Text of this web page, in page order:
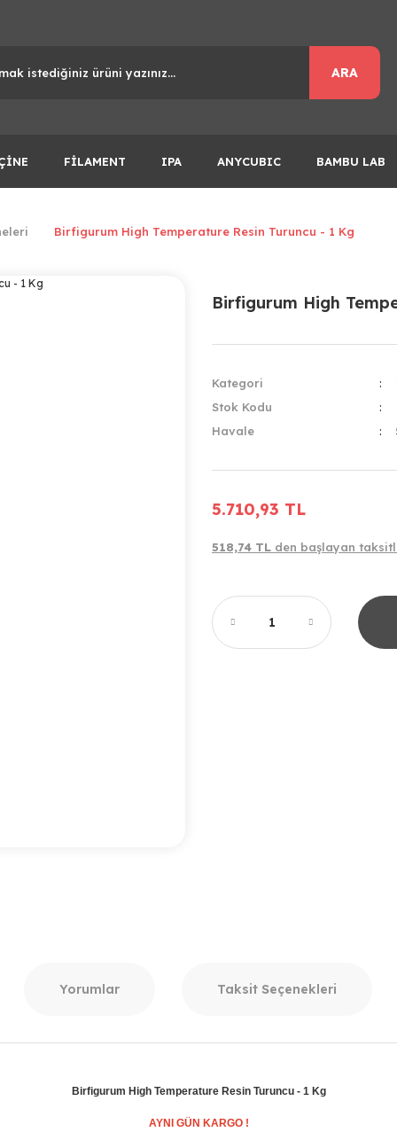
ARA
FİLAMENT IPA ANYCUBIC BAMBU LAB
Birfigurum High Temperature Resin Turuncu - 1 Kg
Birfigurum High
Kategori
Stok Kodu
Havale
5.710,93 TL
518,74 TL den başlayan
Yorumlar Taksit Seçenekleri
Birfigurum High Temperature Resin Turuncu - 1 Kg
AYNI GÜN KARGO !